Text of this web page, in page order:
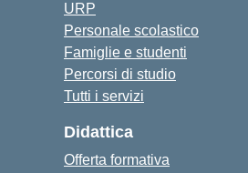
URP
Personale scolastico
Famiglie e studenti
Percorsi di studio
Tutti i servizi
Didattica
Offerta formativa